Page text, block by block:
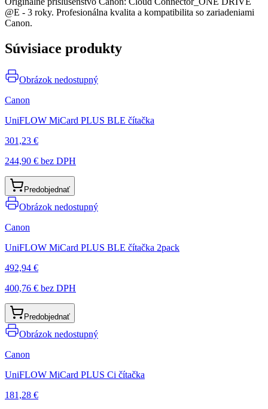
@E - 3 roky. Profesionálna kvalita a kompatibilita so zariadeniami
Canon.
Súvisiace produkty
Obrázok nedostupný
Canon
UniFLOW MiCard PLUS BLE čítačka
301,23 €
244,90 € bez DPH
Predobjednať
Obrázok nedostupný
Canon
UniFLOW MiCard PLUS BLE čítačka 2pack
492,94 €
400,76 € bez DPH
Predobjednať
Obrázok nedostupný
Canon
UniFLOW MiCard PLUS Ci čítačka
181,28 €